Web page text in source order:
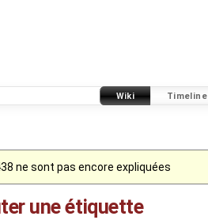
Wiki Timeline
ne sont pas encore expliquées
une étiquette